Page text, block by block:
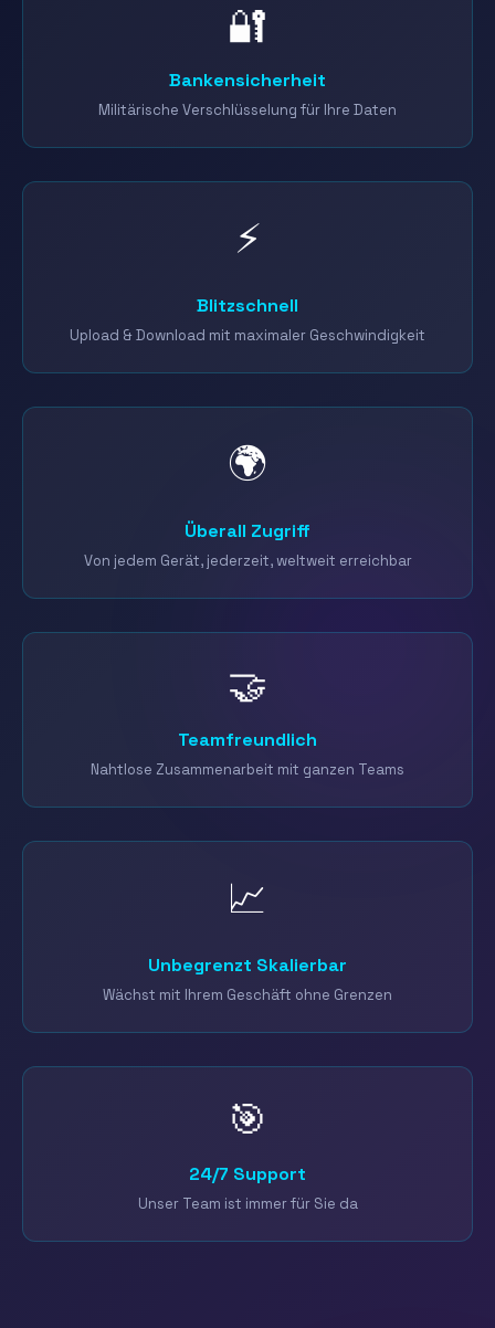
🔐
Bankensicherheit
Militärische Verschlüsselung für Ihre Daten
⚡
Blitzschnell
Upload & Download mit maximaler Geschwindigkeit
🌍
Überall Zugriff
Von jedem Gerät, jederzeit, weltweit erreichbar
🤝
Teamfreundlich
Nahtlose Zusammenarbeit mit ganzen Teams
📈
Unbegrenzt Skalierbar
Wächst mit Ihrem Geschäft ohne Grenzen
🎯
24/7 Support
Unser Team ist immer für Sie da